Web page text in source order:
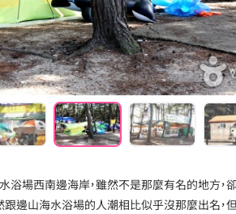
浴場西南邊海岸，雖然不是那麼有名的地方，
跟邊山海水浴場的人潮相比似乎沒那麼出名，